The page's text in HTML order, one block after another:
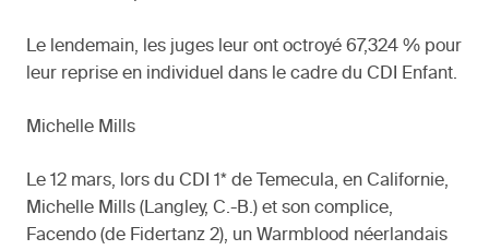
Le lendemain, les juges leur ont octroyé 67,324 % pour
leur reprise en individuel dans le cadre du CDI Enfant.
Michelle Mills
Le 12 mars, lors du CDI 1* de Temecula, en Californie,
Michelle Mills (Langley, C.-B.) et son complice,
Facendo (de Fidertanz 2), un Warmblood néerlandais